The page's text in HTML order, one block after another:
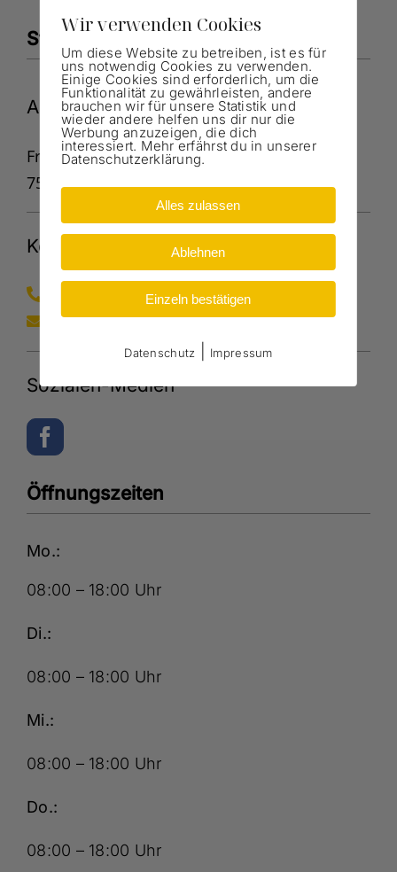
Standort / Kontakt
Adresse
Franz-Müller-Straße 25
75015 Bretten
Kontakt
0162 1664321
info@vellucci.de
Sozialen-Medien
Öffnungszeiten
Mo.:
08:00 – 18:00 Uhr
Di.:
08:00 – 18:00 Uhr
Mi.:
08:00 – 18:00 Uhr
Do.:
08:00 – 18:00 Uhr
Wir verwenden Cookies
Um diese Website zu betreiben, ist es für
uns notwendig Cookies zu verwenden.
Einige Cookies sind erforderlich, um die
Funktionalität zu gewährleisten, andere
brauchen wir für unsere Statistik und
wieder andere helfen uns dir nur die
Werbung anzuzeigen, die dich
interessiert. Mehr erfährst du in unserer
Datenschutzerklärung.
Alles zulassen
Ablehnen
Einzeln bestätigen
Datenschutz Impressum